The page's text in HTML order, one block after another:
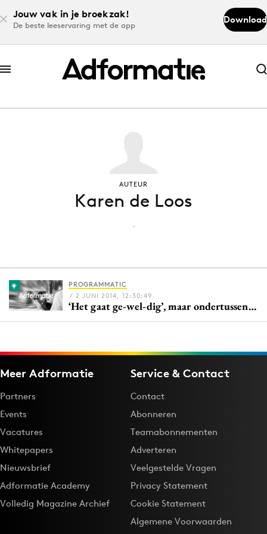
Jouw vak in je broekzak!
De beste leeservaring met de app
Download
Abonneer nu
Abonneer nu
Download de app
Volg het laatste nieuws via de Adformatie
Menu
9 sept: GenAI-training
12 nov: MarketingLive!
Adverteren
Events
Opleidingen
Vacatures
Academy
Partners
Topics
AUTEUR
Karen de Loos
-
PROGRAMMATIC
/ 2 JUNI 2014, 12:30:49
‘Het gaat ge-wel-dig’, maar ondertussen…
Meer Adformatie
Partners
Events
Vacatures
Whitepapers
Nieuwsbrief
Adformatie Academy
Volledig Magazine Archief
Service & Contact
Contact
Abonneren
Teamabonnementen
Adverteren
Veelgestelde Vragen
Privacy Statement
Cookie Statement
Algemene Voorwaarden